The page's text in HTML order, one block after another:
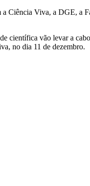
Ciência Viva, a DGE, a
científica vão levar a
no dia 11 de dezembro.